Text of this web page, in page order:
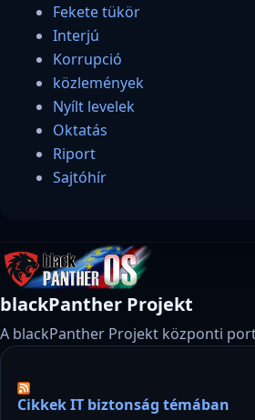
Fekete tükör
Interjú
Korrupció
közlemények
Nyílt levelek
Oktatás
Riport
Sajtóhír
blackPanther Projekt
A blackPanther Projekt központi
Cikkek IT biztonság témában